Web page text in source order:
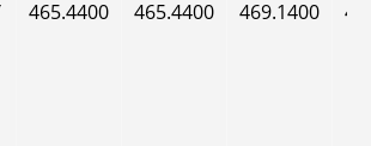
465.4400 465.4400 469.1400